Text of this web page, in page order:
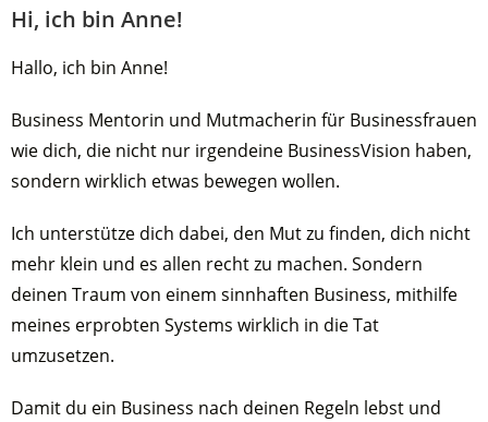
Hi, ich bin Anne!
Hallo, ich bin Anne!
Business Mentorin und Mutmacherin für Businessfrauen
wie dich, die nicht nur irgendeine BusinessVision haben,
sondern wirklich etwas bewegen wollen.
Ich unterstütze dich dabei, den Mut zu finden, dich nicht
mehr klein und es allen recht zu machen. Sondern
deinen Traum von einem sinnhaften Business, mithilfe
meines erprobten Systems wirklich in die Tat
umzusetzen.
Damit du ein Business nach deinen Regeln lebst und